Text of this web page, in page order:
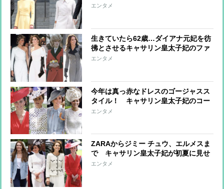
との大きな“違い”
エンタメ
生きていたら62歳…ダイアナ元妃を彷
彿とさせるキャサリン皇太子妃のファ
ッション リスペクト＆個性を演出し
エンタメ
今年は真っ赤なドレスのゴージャスス
タイル！ キャサリン皇太子妃のコー
デに学ぶ「ロイヤルアスコット」のド
エンタメ
ZARAからジミー チュウ、エルメスま
で キャサリン皇太子妃が初夏に見せ
たハイセンスコーデ
エンタメ